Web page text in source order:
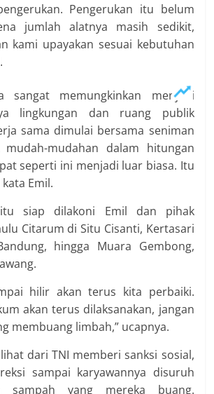
Pengerukan itu belum
jumlah alatnya masih sedikit,
kami upayakan sesuai kebutuhan
sangat memungkinkan menjadi
lingkungan dan ruang publik
sama dimulai bersama seniman
mudah-mudahan dalam hitungan
seperti ini menjadi luar biasa. Itu
Emil.
itu siap dilakoni Emil dan pihak
Citarum di Situ Cisanti, Kertasari
hingga Muara Gembong,
hilir akan terus kita perbaiki.
akan terus dilaksanakan, jangan
membuang limbah,” ucapnya.
dari TNI memberi sanksi sosial,
sampai karyawannya disuruh
sampah yang mereka buang.